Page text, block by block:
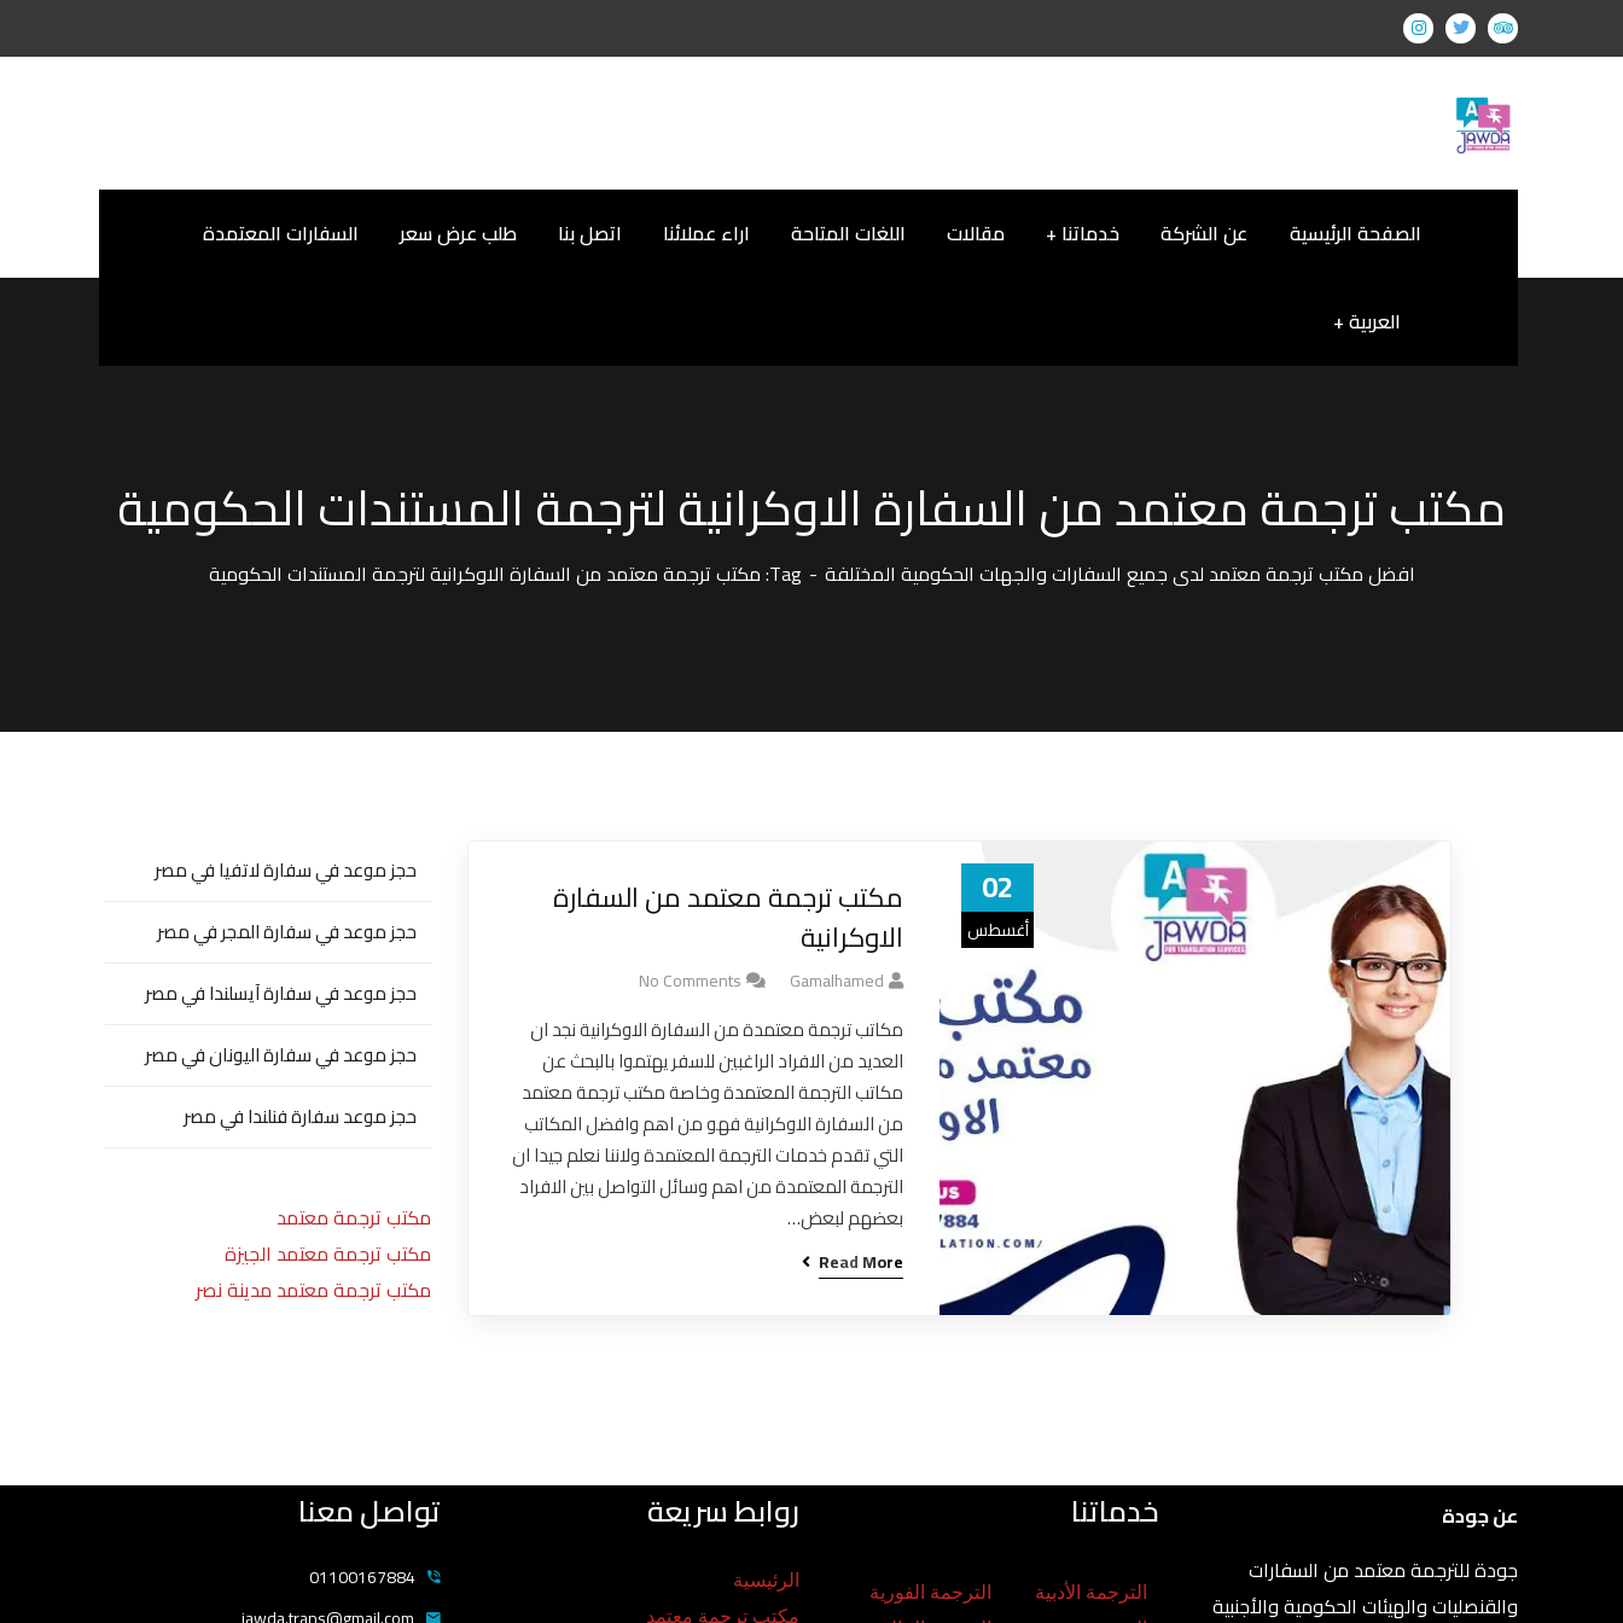
الصفحة الرئيسية عن الشركة خدماتنا مقالات اللغات المتاحة اراء عملائنا اتصل بنا طلب عرض سعر السفارات المعتمدة
العربية
مكتب ترجمة معتمد من السفارة الاوكرانية لترجمة المستندات الحكومية
افضل مكتب ترجمة معتمد لدى جميع السفارات والجهات الحكومية المختلفة Tag: مكتب ترجمة معتمد من السفارة الاوكرانية لترجمة المستندات الحكومية
02
أغسطس
مكتب ترجمة معتمد من السفارة
الاوكرانية
Gamalhamed
No Comments
مكاتب ترجمة معتمدة من السفارة الاوكرانية نجد ان
العديد من الافراد الراغبين للسفر يهتموا بالبحث عن
مكاتب الترجمة المعتمدة وخاصة مكتب ترجمة معتمد
من السفارة الاوكرانية فهو من اهم وافضل المكاتب
التي تقدم خدمات الترجمة المعتمدة ولاننا نعلم جيدا ان
الترجمة المعتمدة من اهم وسائل التواصل بين الافراد
بعضهم لبعض…
Read More
حجز موعد في سفارة لاتفيا في مصر
حجز موعد في سفارة المجر في مصر
حجز موعد في سفارة آيسلندا في مصر
حجز موعد في سفارة اليونان في مصر
حجز موعد سفارة فنلندا في مصر
مكتب ترجمة معتمد
مكتب ترجمة معتمد الجيزة
مكتب ترجمة معتمد مدينة نصر
عن جودة
جودة للترجمة معتمد من السفارات
والقنصليات والهيئات الحكومية والأجنبية
خدماتنا
الترجمة الأدبية
الترجمة الفورية
روابط سريعة
الرئيسية
مكتب ترجمة معتمد
تواصل معنا
01100167884